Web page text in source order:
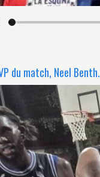
du match, Neel Benth.